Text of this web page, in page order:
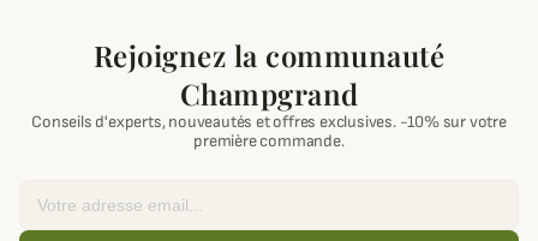
Rejoignez la communauté
Champgrand
Conseils d'experts, nouveautés et offres exclusives. -10% sur votre
première commande.